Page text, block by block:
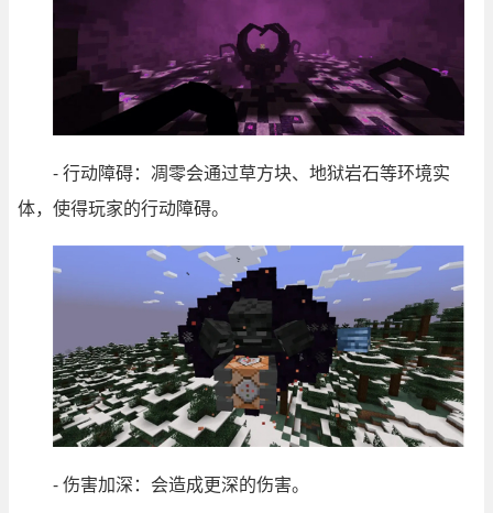
- 行动障碍：凋零会通过草方块、地狱岩石等环境实
体，使得玩家的行动障碍。
- 伤害加深：会造成更深的伤害。